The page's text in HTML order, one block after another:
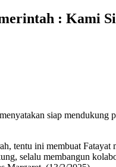
: Kami
siap mendukung
tentu ini membuat
selalu membangun